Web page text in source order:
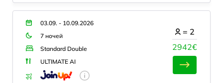
03.09. - 10.09.2026
7 ночей
Standard Double
ULTIMATE AI
2942€
= 2